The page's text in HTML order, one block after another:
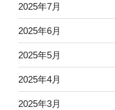
2025年7月
2025年6月
2025年5月
2025年4月
2025年3月